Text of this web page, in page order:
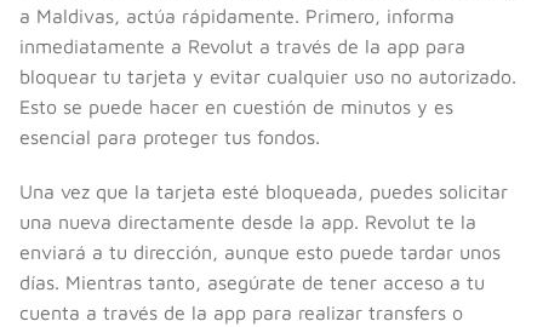
a Maldivas, actúa rápidamente. Primero, informa
inmediatamente a Revolut a través de la app para
bloquear tu tarjeta y evitar cualquier uso no autorizado.
Esto se puede hacer en cuestión de minutos y es
esencial para proteger tus fondos.
Una vez que la tarjeta esté bloqueada, puedes solicitar
una nueva directamente desde la app. Revolut te la
enviará a tu dirección, aunque esto puede tardar unos
días. Mientras tanto, asegúrate de tener acceso a tu
cuenta a través de la app para realizar transfers o